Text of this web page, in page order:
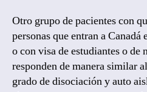
Otro grupo de pacientes con
personas que entran a
o con visa de estudiantes o de
responden de manera similar
grado de disociación y auto